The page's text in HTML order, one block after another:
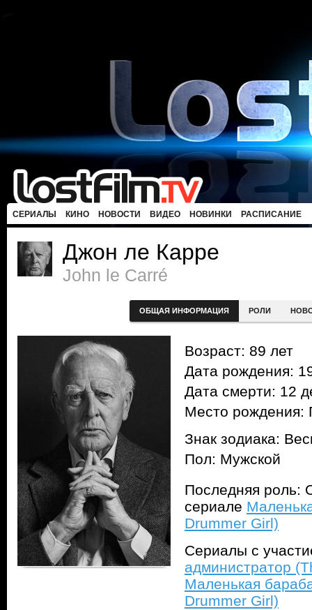
СЕРИАЛЫ КИНО НОВОСТИ ВИДЕО НОВИНКИ РАСПИСАНИЕ
Джон ле Карре
John le Carré
ОБЩАЯ ИНФОРМАЦИЯ РОЛИ
Возраст: 89 лет
Дата рождения:
Дата смерти: 12
Место рождения:
Знак зодиака:
Пол: Мужской
Последняя роль:
сериале
Drummer Girl)
Сериалы с
администратор
Маленькая
Drummer Girl)